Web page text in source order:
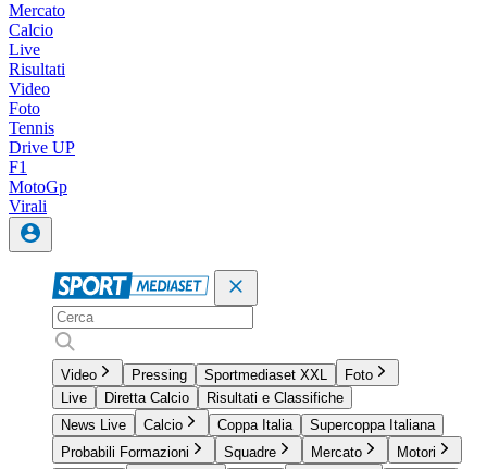
Mercato
Calcio
Live
Risultati
Video
Foto
Tennis
Drive UP
F1
MotoGp
Virali
Video Pressing Sportmediaset XXL
Foto
Live
Diretta Calcio
Risultati e Classifiche
News Live
Calcio Coppa Italia
Supercoppa Italiana
Probabili Formazioni
Squadre Mercato
Motori